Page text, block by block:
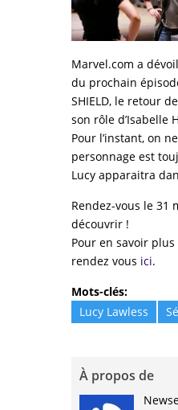
Marvel.com a
du prochain
SHIELD, le retour
son rôle d’Isabelle
Pour l’instant, on
personnage est
Lucy apparaitra
Rendez-vous le 31
découvrir !
Pour en savoir
rendez vous ici.
Mots-clés:
Lucy Lawless
À propos de